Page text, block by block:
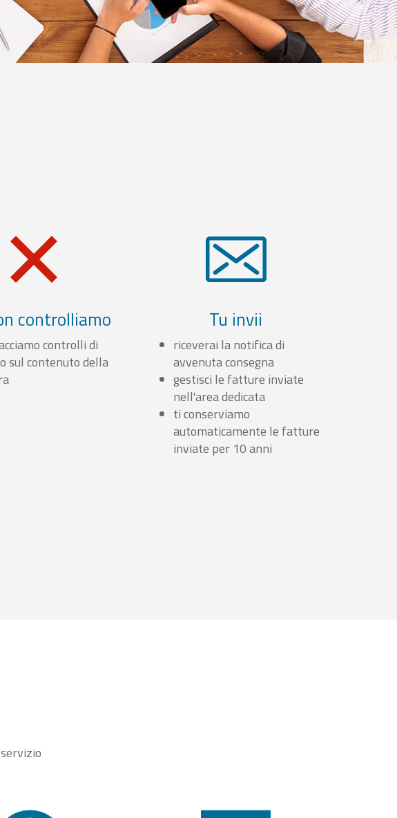
controlliamo
controlli di
sul contenuto della
Tu invii
riceverai la notifica di
avvenuta consegna
gestisci le fatture inviate
nell'area dedicata
ti conserviamo
automaticamente le fatture
inviate per 10 anni